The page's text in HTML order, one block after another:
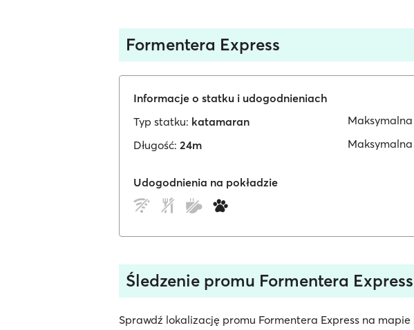
Formentera Express
Informacje o statku i udogodnieniach
Typ statku: katamaran
Długość: 24m
Udogodnienia na pokładzie
Śledzenie promu Formentera
Sprawdź lokalizację promu Formentera Express na